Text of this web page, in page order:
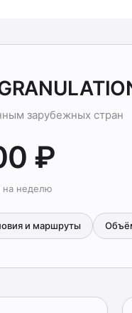
зарубежных стран
₽
на неделю
и маршруты